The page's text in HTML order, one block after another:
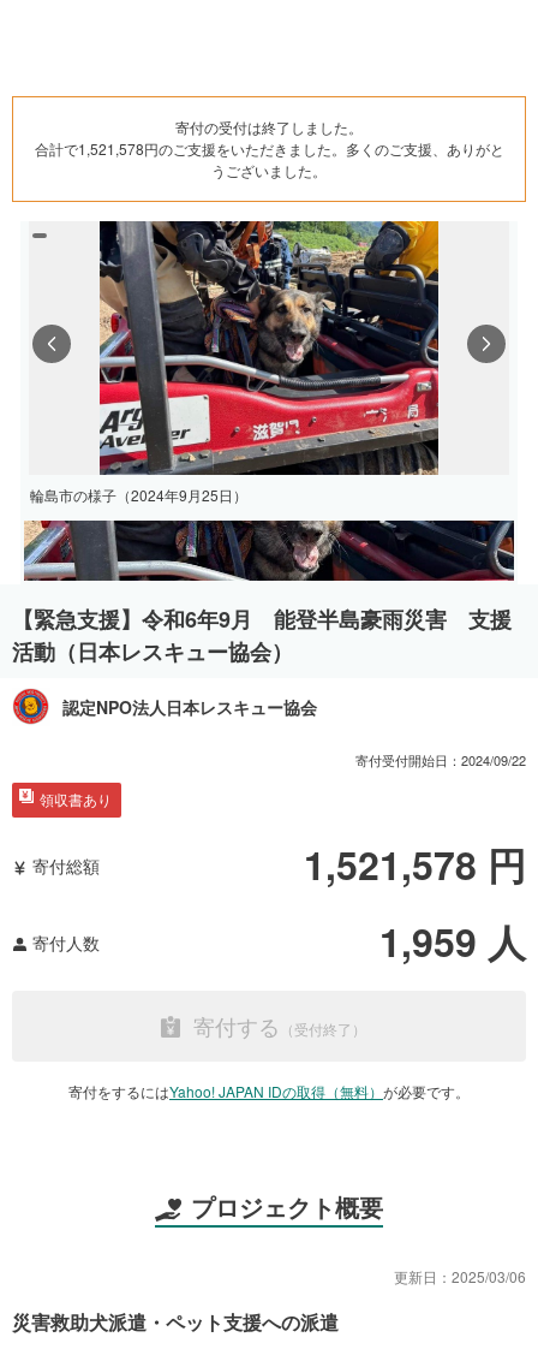
寄付の受付は終了しました。
合計で1,521,578円のご支援をいただきました。多くのご支援、ありがと
うございました。
輪島市の様子（2024年9月25日）
Previous
【緊急支援】令和6年9月 能登半島豪雨災害 支援
活動（日本レスキュー協会）
認定NPO法人日本レスキュー協会
寄付受付開始日： 2024/09/22
領収書あり
寄付総額 1,521,578 円
寄付人数 1,959 人
寄付する
寄付をするにはYahoo! JAPAN IDの取得（無料） が必要です。
プロジェクト概要
更新日： 2025/03/06
災害救助犬派遣・ペット支援への派遣